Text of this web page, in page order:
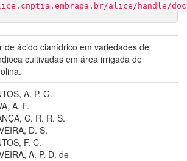
alice/handle/
de ácido cianídrico em variedades de
cultivadas em área irrigada de
A. P. G.
A. F.
C. R. R. S.
D. S.
F. C.
A. P. D. de